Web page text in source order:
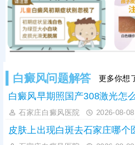
加快肤色还原
白癜风问题解答 更多你想
白癜风早期照国产308激光怎
石家庄白癜风医院 2026-08-08
皮肤上出现白斑去石家庄哪个